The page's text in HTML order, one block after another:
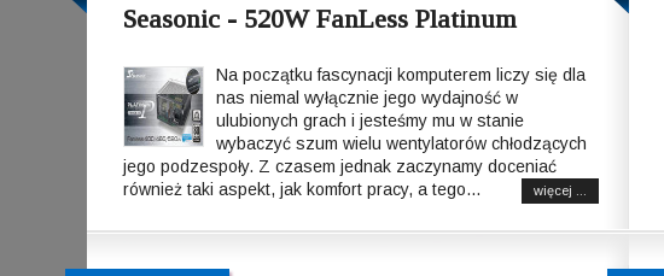
Seasonic - 520W FanLess Platinum
Na początku fascynacji komputerem liczy się dla
nas niemal wyłącznie jego wydajność w
ulubionych grach i jesteśmy mu w stanie
wybaczyć szum wielu wentylatorów chłodzących
jego podzespoły. Z czasem jednak zaczynamy doceniać
również taki aspekt, jak komfort pracy, a tego...
więcej ...